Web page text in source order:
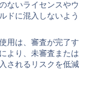
ないライセンスやウ
ドに混入しないよう
用は、審査が完了す
より、未審査または
されるリスクを低減